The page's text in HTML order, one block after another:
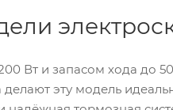
Вт и запасом хода до
эту модель